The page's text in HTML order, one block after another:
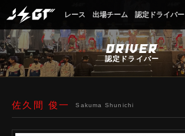
レース 出場チーム 認定ドライバー
DRIVER
認定ドライバー
佐久間 俊一 Sakuma Shunichi